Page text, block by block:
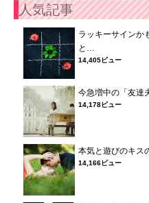
人気記事
ラッキーサインか
と…
14,405ビュー
今急増中の「友達
14,178ビュー
本気と遊びのキス
14,166ビュー